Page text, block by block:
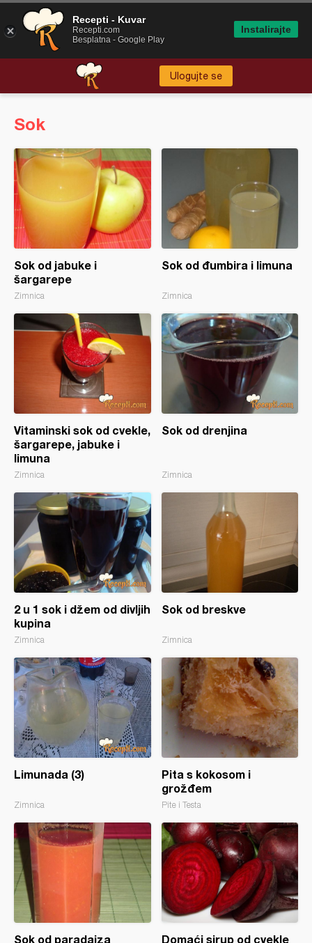
Ulogujte se
Sok
Sok od jabuke i
šargarepe
Zimnica
Sok od đumbira i limuna
Zimnica
Vitaminski sok od cvekle,
šargarepe, jabuke i
limuna
Zimnica
Sok od drenjina
Zimnica
2 u 1 sok i džem od divljih
kupina
Zimnica
Sok od breskve
Zimnica
Limunada (3)
Zimnica
Pita s kokosom i
grožđem
Pite i Testa
Sok od paradajza Domaći sirup od cvekle
Recepti - Kuvar
Recepti.com
Besplatna - Google Play
Instalirajte